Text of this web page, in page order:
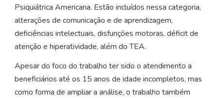
Psiquiátrica Americana. Estão incluídos nessa categoria,
alterações de comunicação e de aprendizagem,
deficiências intelectuais, disfunções motoras, déficit de
atenção e hiperatividade, além do TEA.
Apesar do foco do trabalho ter sido o atendimento a
beneficiários até os 15 anos de idade incompletos, mas
como forma de ampliar a análise, o trabalho também